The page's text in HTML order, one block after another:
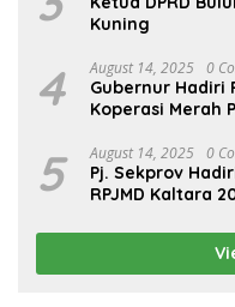
Kuning
4 August 14, 2025 0
Gubernur Hadiri
Koperasi Merah
5 August 14, 2025 0
Pj. Sekprov
RPJMD Kaltara